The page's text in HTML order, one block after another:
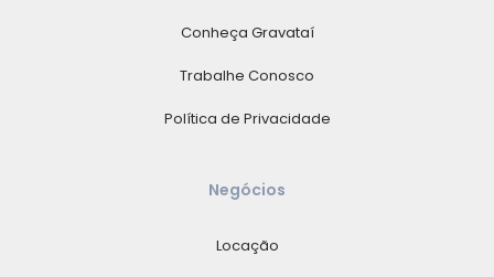
Conheça Gravataí
Trabalhe Conosco
Política de Privacidade
Negócios
Locação